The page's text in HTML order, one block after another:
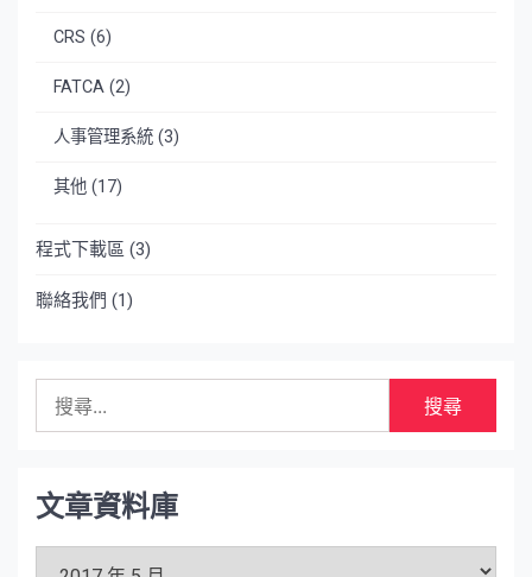
CRS (6)
FATCA (2)
人事管理系統 (3)
其他 (17)
程式下載區 (3)
聯絡我們 (1)
字:
文章資料庫